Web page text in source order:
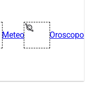
Meteo Oroscopo